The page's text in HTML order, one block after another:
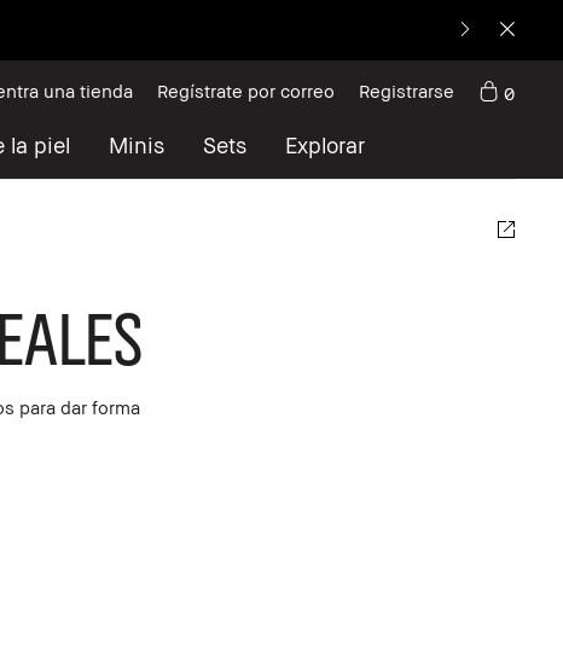
la piel Minis Sets Explorar
una tienda Regístrate por correo Registrarse 0
para dar forma